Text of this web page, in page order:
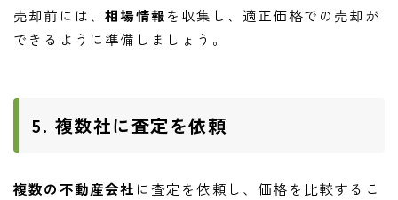
売却前には、相場情報を収集し、適正価格での売却が
できるように準備しましょう。
5. 複数社に査定を依頼
複数の不動産会社 に査定を依頼し、価格を比較するこ